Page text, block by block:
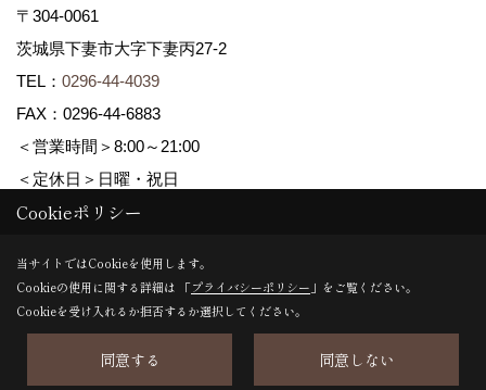
〒304-0061
茨城県下妻市大字下妻丙27-2
TEL： 0296-44-4039
FAX：0296-44-6883
＜営業時間＞8:00～21:00
＜定休日＞日曜・祝日
Copyright (c) ISIKURA-SOGOKENSETSU. All Rights Reserved.
Produced byゴデスクリエイト
Cookieポリシー
当サイトではCookieを使用します。
Cookieの使用に関する詳細は 「プライバシーポリシー 」をご覧ください。
Cookieを受け入れるか拒否するか選択してください。
同意する 同意しない